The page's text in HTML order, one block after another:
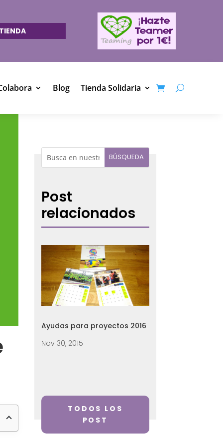
Blog Tienda Solidaria
Post
relacionados
Ayudas para proyectos 2016
Nov 30, 2015
TODOS LOS
POST